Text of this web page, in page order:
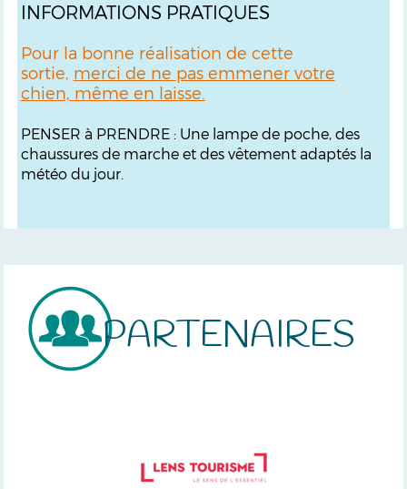
INFORMATIONS PRATIQUES
Pour la bonne réalisation de cette
sortie, merci de ne pas emmener votre
chien, même en laisse.
PENSER à PRENDRE : Une lampe de poche, des
chaussures de marche et des vêtement adaptés la
météo du jour.
PARTENAIRES